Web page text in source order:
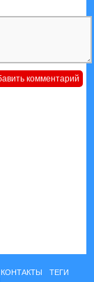
КОНТАКТЫ
ТЕГИ